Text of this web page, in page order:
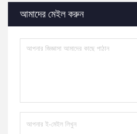
আমাদের মেইল ​​করুন